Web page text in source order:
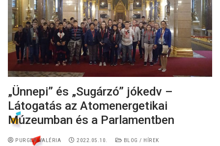
„Ünnepi” és „Sugárzó” jókedv –
Látogatás az Atomenergetikai
Múzeumban és a Parlamentben
PURGER VALÉRIA 2022.05.10. BLOG / HÍREK